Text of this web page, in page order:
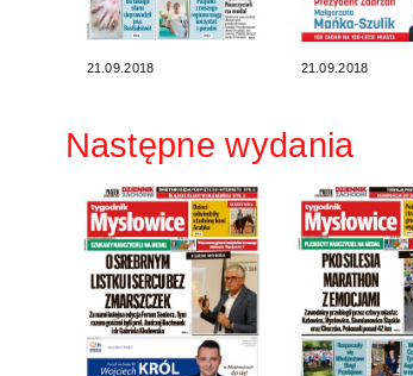
21.09.2018 21.09.2018
Następne wydania